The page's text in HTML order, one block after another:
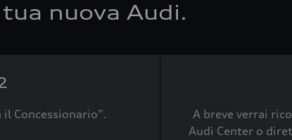
nuova Audi.
il Concessionario”.
A breve verrai
Audi Center o